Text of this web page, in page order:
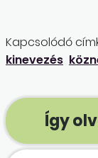
Kapcsolódó
kinevezés
Így